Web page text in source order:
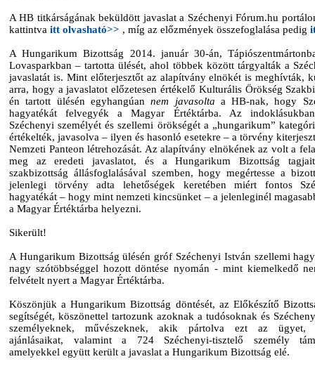
A HB titkárságának beküldött javaslat a Széchenyi Fórum.hu
kattintva itt olvasható>> , míg az előzmények összefoglalása pedig
A Hungarikum Bizottság 2014. január 30-án,
Lovasparkban – tartotta ülését, ahol többek között tárgyalták a
javaslatát is. Mint előterjesztőt az alapítvány elnökét is meghívták,
arra, hogy a javaslatot előzetesen értékelő Kulturális Örökség
én tartott ülésén egyhangúannem javasolta a HB-nak, hogy
hagyatékát felvegyék a Magyar Értéktárba. Az
Széchenyi személyét és szellemi örökségét a „hungarikum”
értékelték, javasolva – ilyen és hasonló esetekre – a törvény
Nemzeti Panteon létrehozását. Az alapítvány elnökének az volt a
meg az eredeti javaslatot, és a Hungarikum Bizottság
szakbizottság állásfoglalásával szemben, hogy megértesse a
jelenlegi törvény adta lehetőségek keretében miért fontos
hagyatékát – hogy mint nemzeti kincsünket – a jelenleginél
a Magyar Értéktárba helyezni.
Sikerült!
A Hungarikum Bizottság ülésén gróf Széchenyi István szellemi
nagy szótöbbséggel hozott döntése nyomán - mint kiemelkedő
felvételt nyert a Magyar Értéktárba.
Köszönjük a Hungarikum Bizottság döntését, az Előkészítő
segítségét, köszönettel tartozunk azoknak a tudósoknak és
személyeknek, művészeknek, akik pártolva ezt az ügyet,
ajánlásaikat, valamint a 724 Széchenyi-tisztelő személy
amelyekkel együtt került a javaslat a Hungarikum Bizottság elé.